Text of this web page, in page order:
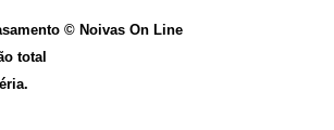
© Noivas On Line
total